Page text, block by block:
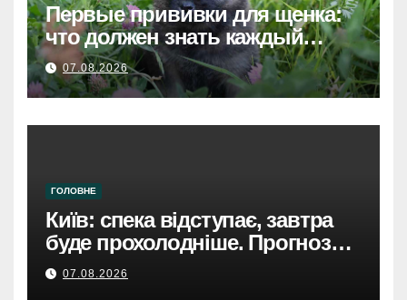
Первые прививки для щенка:
что должен знать каждый
хозяин
07.08.2026
ГОЛОВНЕ
Київ: спека відступає, завтра
буде прохолодніше. Прогноз
погоди
07.08.2026